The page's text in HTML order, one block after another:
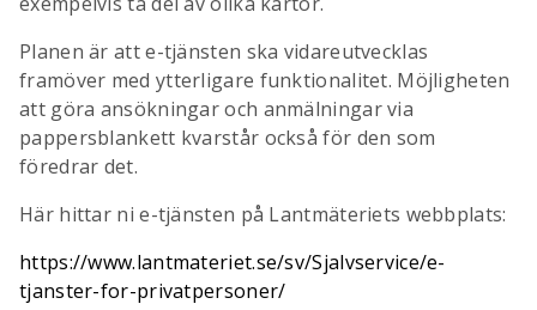
Planen är att e-tjänsten ska vidareutvecklas
framöver med ytterligare funktionalitet. Möjligheten
att göra ansökningar och anmälningar via
pappersblankett kvarstår också för den som
föredrar det.
Här hittar ni e-tjänsten på Lantmäteriets webbplats:
https://www.lantmateriet.se/sv/Sjalvservice/e-
tjanster-for-privatpersoner/